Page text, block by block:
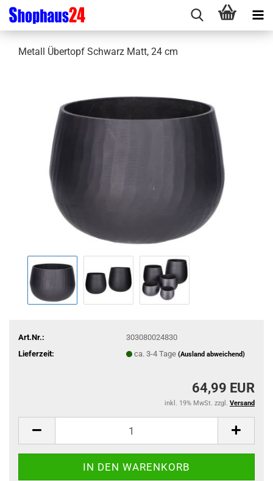
Metall Übertopf Schwarz Matt, 24 cm
Art.Nr.:
303080024830
Lieferzeit:
ca. 3-4 Tage (Ausland abweichend)
64,99 EUR
inkl. 19% MwSt. zzgl. Versand